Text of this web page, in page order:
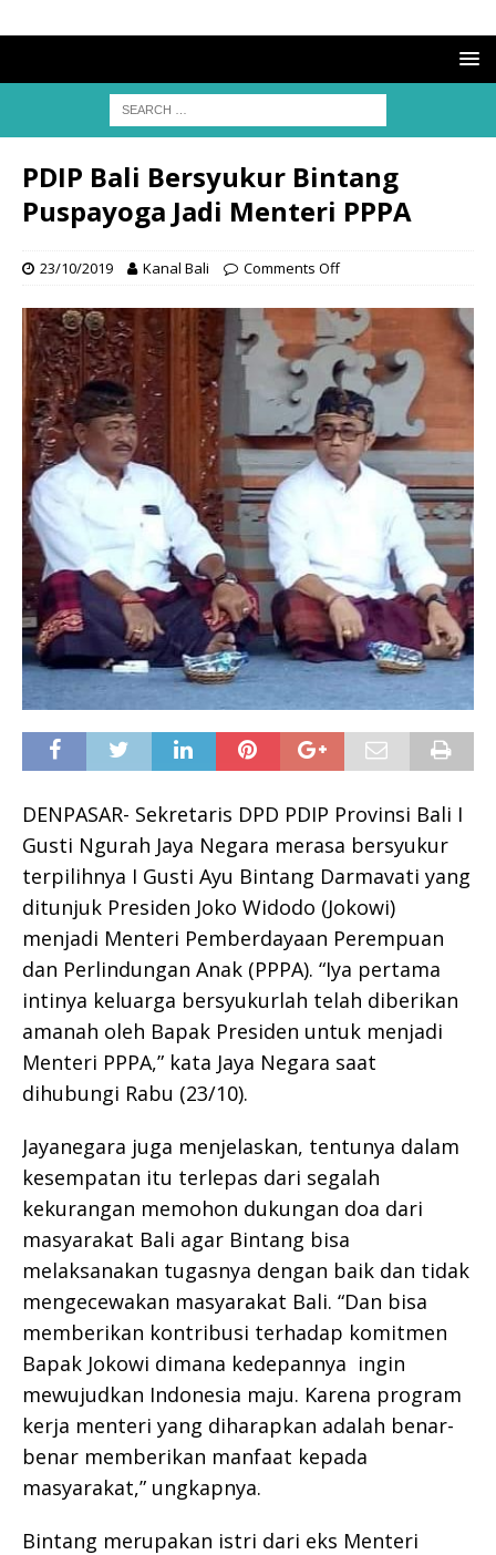
PDIP Bali Bersyukur Bintang
Puspayoga Jadi Menteri PPPA
23/10/2019 Kanal Bali Comments Off
DENPASAR- Sekretaris DPD PDIP Provinsi Bali I
Gusti Ngurah Jaya Negara merasa bersyukur
terpilihnya I Gusti Ayu Bintang Darmavati yang
ditunjuk Presiden Joko Widodo (Jokowi)
menjadi Menteri Pemberdayaan Perempuan
dan Perlindungan Anak (PPPA). “Iya pertama
intinya keluarga bersyukurlah telah diberikan
amanah oleh Bapak Presiden untuk menjadi
Menteri PPPA,” kata Jaya Negara saat
dihubungi Rabu (23/10).
Jayanegara juga menjelaskan, tentunya dalam
kesempatan itu terlepas dari segalah
kekurangan memohon dukungan doa dari
masyarakat Bali agar Bintang bisa
melaksanakan tugasnya dengan baik dan tidak
mengecewakan masyarakat Bali. “Dan bisa
memberikan kontribusi terhadap komitmen
Bapak Jokowi dimana kedepannya ingin
mewujudkan Indonesia maju. Karena program
kerja menteri yang diharapkan adalah benar-
benar memberikan manfaat kepada
masyarakat,” ungkapnya.
Bintang merupakan istri dari eks Menteri